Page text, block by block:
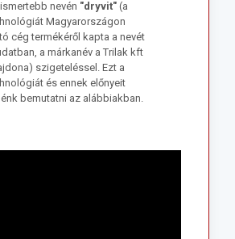
nevén "dryvit"(a
Magyarországon
cég termékéről kapta a nevét
a márkanév a Trilak kft
szigeteléssel. Ezt a
és ennek előnyeit
bemutatni az alábbiakban.